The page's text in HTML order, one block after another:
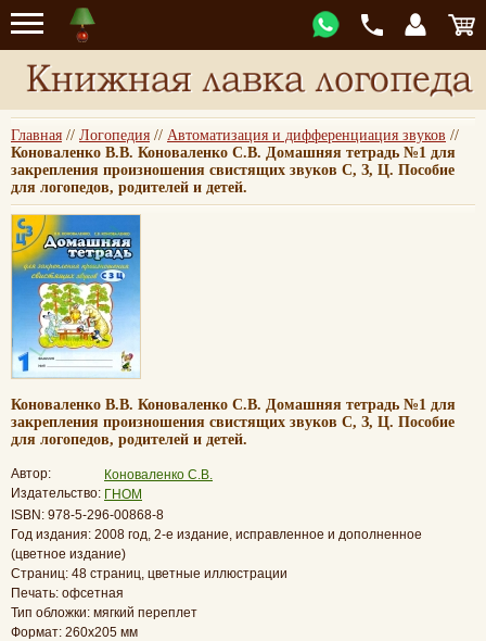
Главная // Логопедия // Автоматизация и дифференциация звуков //
Коноваленко В.В. Коноваленко С.В. Домашняя тетрадь №1 для
закрепления произношения свистящих звуков С, З, Ц. Пособие
для логопедов, родителей и детей.
Коноваленко В.В. Коноваленко С.В. Домашняя тетрадь №1 для
закрепления произношения свистящих звуков С, З, Ц. Пособие
для логопедов, родителей и детей.
Автор:
Коноваленко С.В.
Издательство: ГНОМ
ISBN: 978-5-296-00868-8
Год издания: 2008 год, 2-е издание, исправленное и дополненное
(цветное издание)
Страниц: 48 страниц, цветные иллюстрации
Печать: офсетная
Тип обложки: мягкий переплет
Формат: 260x205 мм